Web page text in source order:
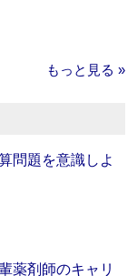
もっと見る »
問題を意識しよ
薬剤師のキャリ